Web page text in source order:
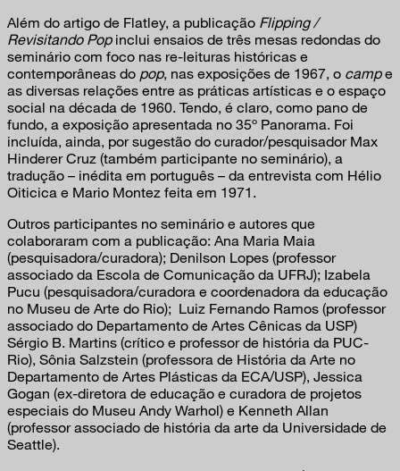
Além do artigo de Flatley, a publicação Flipping /
Revisitando Popinclui ensaios de três mesas redondas do
seminário com foco nas re-leituras históricas e
contemporâneas do pop, nas exposições de 1967, o campe
as diversas relações entre as práticas artísticas e o espaço
social na década de 1960. Tendo, é claro, como pano de
fundo, a exposição apresentada no 35º Panorama. Foi
incluída, ainda, por sugestão do curador/pesquisador Max
Hinderer Cruz (também participante no seminário), a
tradução – inédita em português – da entrevista com Hélio
Oiticica e Mario Montez feita em 1971.
Outros participantes no seminário e autores que
colaboraram com a publicação: Ana Maria Maia
(pesquisadora/curadora); Denilson Lopes (professor
associado da Escola de Comunicação da UFRJ); Izabela
Pucu (pesquisadora/curadora e coordenadora da educação
no Museu de Arte do Rio); Luiz Fernando Ramos (professor
associado do Departamento de Artes Cênicas da USP)
Sérgio B. Martins (crítico e professor de história da PUC-
Rio), Sônia Salzstein (professora de História da Arte no
Departamento de Artes Plásticas da ECA/USP), Jessica
Gogan (ex-diretora de educação e curadora de projetos
especiais do Museu Andy Warhol) e Kenneth Allan
(professor associado de história da arte da Universidade de
Seattle).